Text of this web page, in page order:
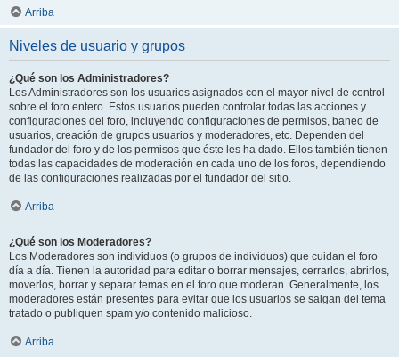
Arriba
Niveles de usuario y grupos
¿Qué son los Administradores?
Los Administradores son los usuarios asignados con el mayor nivel de control
sobre el foro entero. Estos usuarios pueden controlar todas las acciones y
configuraciones del foro, incluyendo configuraciones de permisos, baneo de
usuarios, creación de grupos usuarios y moderadores, etc. Dependen del
fundador del foro y de los permisos que éste les ha dado. Ellos también tienen
todas las capacidades de moderación en cada uno de los foros, dependiendo
de las configuraciones realizadas por el fundador del sitio.
Arriba
¿Qué son los Moderadores?
Los Moderadores son individuos (o grupos de individuos) que cuidan el foro
día a día. Tienen la autoridad para editar o borrar mensajes, cerrarlos, abrirlos,
moverlos, borrar y separar temas en el foro que moderan. Generalmente, los
moderadores están presentes para evitar que los usuarios se salgan del tema
tratado o publiquen spam y/o contenido malicioso.
Arriba